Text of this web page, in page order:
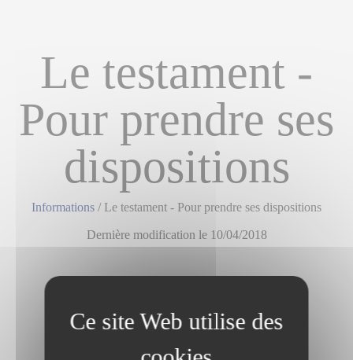
Le testament -
Pour prendre ses
dispositions
Informations / Le testament - Pour prendre ses dispositions
Dernière modification le 10/04/2018